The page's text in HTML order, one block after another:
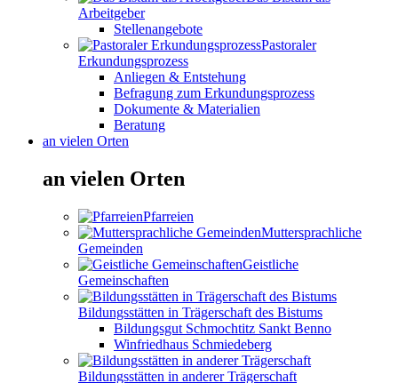
Arbeitgeber
Stellenangebote
Pastoraler
Erkundungsprozess
Anliegen & Entstehung
Befragung zum Erkundungsprozess
Dokumente & Materialien
Beratung
an vielen Orten
an vielen Orten
Pfarreien
Muttersprachliche
Gemeinden
Geistliche
Gemeinschaften
Bildungsstätten in Trägerschaft des Bistums
Bildungsgut Schmochtitz Sankt Benno
Winfriedhaus Schmiedeberg
Bildungsstätten in anderer Trägerschaft